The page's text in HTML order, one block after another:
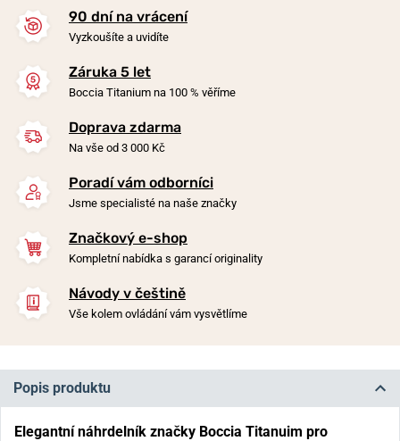
-20%
Náhrdelník Boccia Titanium
0858-01
Skladem
990 Kč
Náhrdelník Boccia Titanium
90 dní na vrácení
Vyzkoušíte a uvidíte
Záruka 5 let
Boccia Titanium na 100 % věříme
Doprava zdarma
Na vše od 3 000 Kč
Poradí vám odborníci
Jsme specialisté na naše značky
Značkový e-shop
Kompletní nabídka s garancí originality
Návody v češtině
Vše kolem ovládání vám vysvětlíme
Popis produktu
Elegantní náhrdelník značky Boccia Titanuim pro